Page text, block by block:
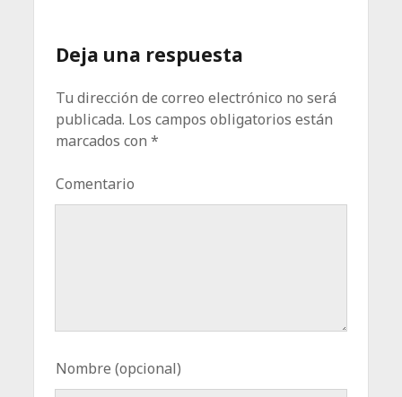
Deja una respuesta
Tu dirección de correo electrónico no será
publicada. Los campos obligatorios están
marcados con*
Comentario
Nombre (opcional)